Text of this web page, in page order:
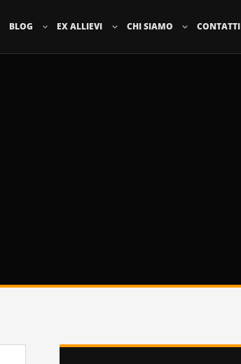
BLOG EX ALLIEVI CHI SIAMO CONTATTI